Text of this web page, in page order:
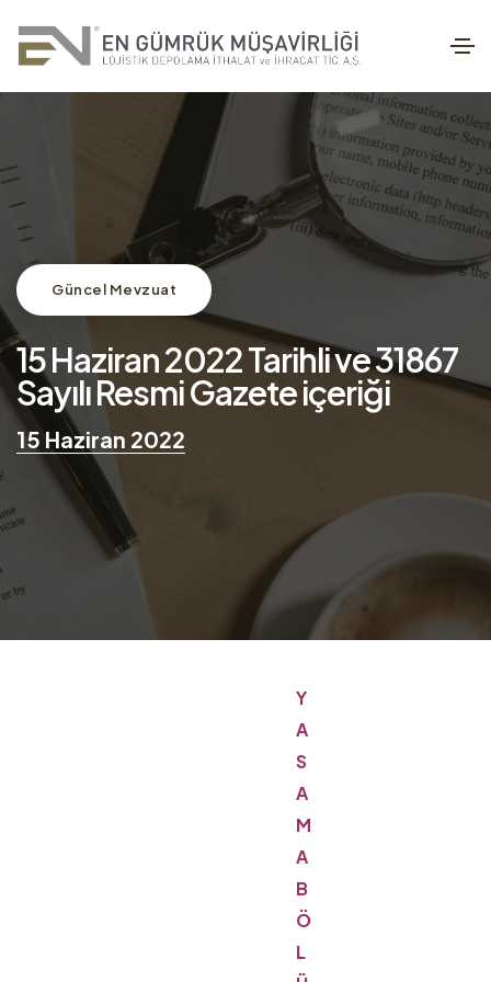
Güncel Mevzuat
15 Haziran 2022 Tarihli ve 31867
Sayılı Resmi Gazete içeriği
15 Haziran 2022
Y
A
S
A
M
A
B
Ö
L